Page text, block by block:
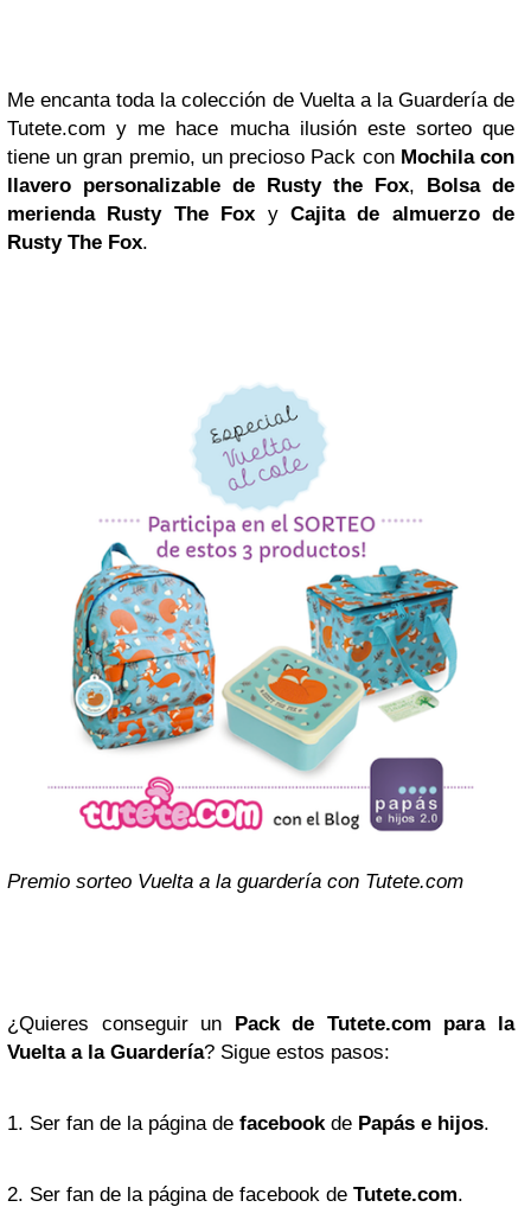
Me encanta toda la colección de Vuelta a la Guardería de
Tutete.com y me hace mucha ilusión este sorteo que
tiene un gran premio, un precioso Pack con Mochila con
llavero personalizable de Rusty the Fox, Bolsa de
merienda Rusty The Fox y Cajita de almuerzo de
Rusty The Fox.
Premio sorteo Vuelta a la guardería con Tutete.com
¿Quieres conseguir un Pack de Tutete.com para la
Vuelta a la Guardería? Sigue estos pasos:
1. Ser fan de la página de facebook de Papás e hijos.
2. Ser fan de la página de facebook de Tutete.com.